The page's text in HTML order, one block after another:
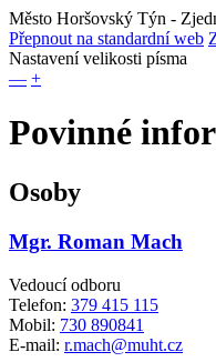
Město Horšovský Týn -
Přepnout na standardní web
Nastavení velikosti písma
— +
Povinné
Osoby
Mgr. Roman Mach
Vedoucí odboru
Telefon: 379 415 115
Mobil: 730 890841
E-mail: r.mach@muht.cz